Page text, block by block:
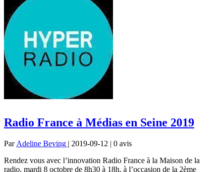
Radio France à Médias en Seine 2019
Par Adeline Beving | 2019-09-12 | 0 avis
Rendez vous avec l’innovation Radio France à la Maison de la
radio, mardi 8 octobre de 8h30 à 18h, à l’occasion de la 2ème